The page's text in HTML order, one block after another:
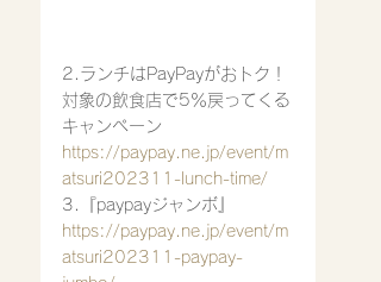
2.ランチはPayPayがおトク！
対象の飲食店で5％戻ってくる
キャンペーン
https://paypay.ne.jp/event/m
atsuri202311-lunch-time/
3.『paypayジャンボ』
https://paypay.ne.jp/event/m
atsuri202311-paypay-